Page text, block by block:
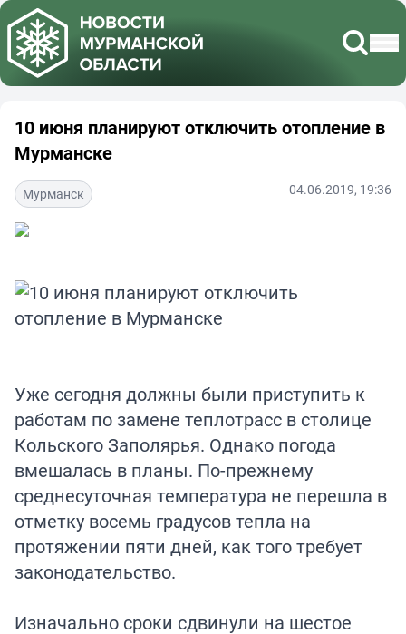
10 июня планируют отключить отопление в
Мурманске
Мурманск 04.06.2019, 19:36
Уже сегодня должны были приступить к
работам по замене теплотрасс в столице
Кольского Заполярья. Однако погода
вмешалась в планы. По-прежнему
среднесуточная температура не перешла в
отметку восемь градусов тепла на
протяжении пяти дней, как того требует
законодательство.
Изначально сроки сдвинули на шестое